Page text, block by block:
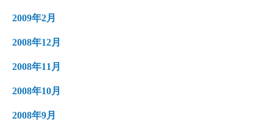
2009年2月
2008年12月
2008年11月
2008年10月
2008年9月